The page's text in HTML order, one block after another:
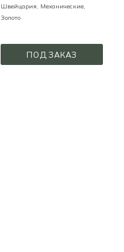
Швейцария, Механические,
Золото
ПОД ЗАКАЗ